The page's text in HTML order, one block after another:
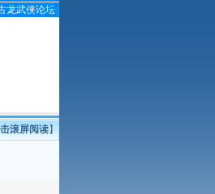
龙武侠论坛
滚屏阅读】